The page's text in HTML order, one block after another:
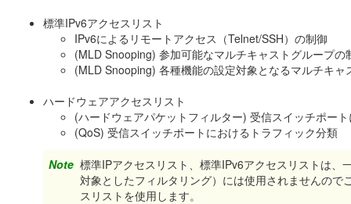
標準IPv6アクセスリスト
IPv6によるリモートアクセス（Telnet/SSH）の制御
(MLD Snooping) 参加可能なマルチキャストグループの
(MLD Snooping) 各種機能の設定対象となるマルチキャ
ハードウェアアクセスリスト
(ハードウェアパケットフィルター) 受信スイッチポー
(QoS) 受信スイッチポートにおけるトラフィック分類
Note 標準IPアクセスリスト、標準IPv6アクセスリストは
対象としたフィルタリング）には使用されませんの
スリストを使用します。